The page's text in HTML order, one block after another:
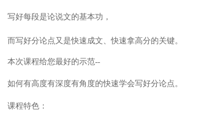
写好每段是论说文的基本功，
而写好分论点又是快速成文、快速拿高分的关键。
本次课程给您最好的示范--
如何有高度有深度有角度的快速学会写好分论点。
课程特色：